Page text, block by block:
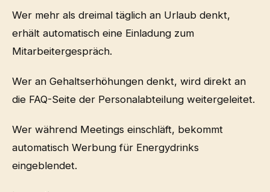
Wer mehr als dreimal täglich an Urlaub denkt,
erhält automatisch eine Einladung zum
Mitarbeitergespräch.
Wer an Gehaltserhöhungen denkt, wird direkt an
die FAQ-Seite der Personalabteilung weitergeleitet.
Wer während Meetings einschläft, bekommt
automatisch Werbung für Energydrinks
eingeblendet.